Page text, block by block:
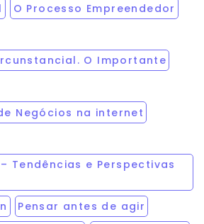
O Processo Empreendedor
O Importante
Negócios na internet
Tendências e Perspectivas
Pensar antes de agir